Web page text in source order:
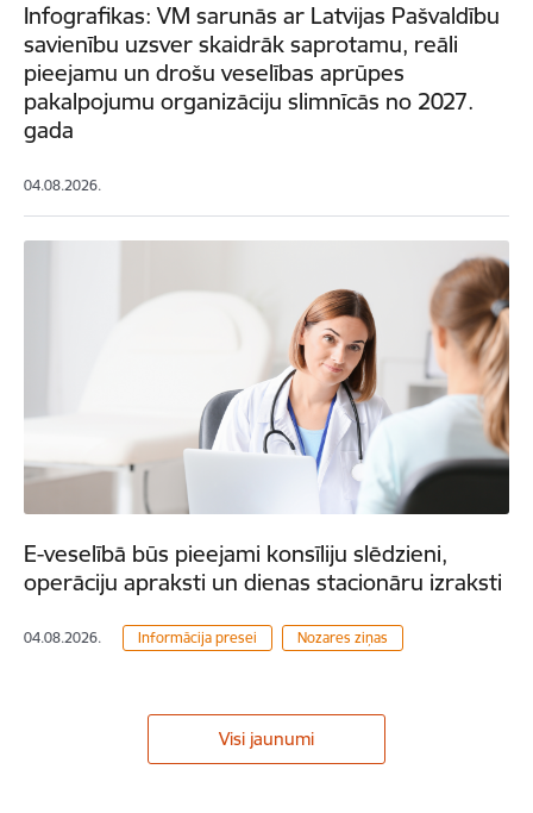
Infografikas: VM sarunās ar Latvijas Pašvaldību
savienību uzsver skaidrāk saprotamu, reāli
pieejamu un drošu veselības aprūpes
pakalpojumu organizāciju slimnīcās no 2027.
gada
04.08.2026.
E-veselībā būs pieejami konsīliju slēdzieni,
operāciju apraksti un dienas stacionāru izraksti
04.08.2026. Informācija presei Nozares ziņas
Visi jaunumi